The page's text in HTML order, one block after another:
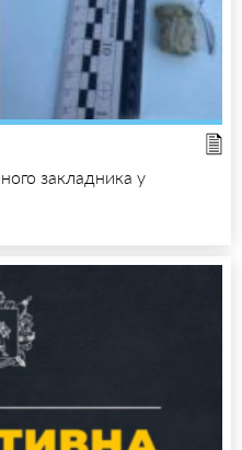
закладника у